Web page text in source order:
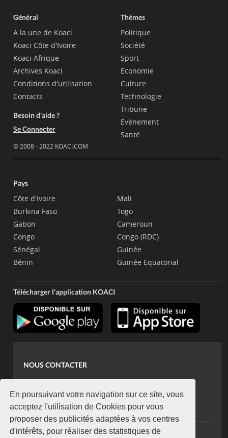
En poursuivant votre navigation sur ce site, vous
acceptez l'utilisation de Cookies pour vous
proposer des publicités adaptées à vos centres
d'intérêts, pour réaliser des statistiques de
Général
A la une de Koaci
Koaci Côte d'Ivoire
Koaci Afrique
Archives Koaci
Conditions d'utilisation
Contacts
Besoin d'aide ?
Se Connecter
© 2008 - 2022 KOACI.COM
Thèmes
Politique
Société
Sport
Economie
Culture
Technologie
Tribune
Evènement
Santé
Pays
Côte d'Ivoire
Burkina Faso
Gabon
Congo
Sénégal
Bénin
Mali
Togo
Cameroun
Congo (RDC)
Guinée
Guinée Equatorial
Télécharger l'application KOACI
NOUS CONTACTER
koaci@yahoo.fr
+225 07 08 85 52 93